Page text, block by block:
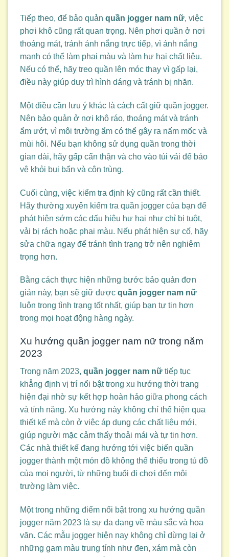
Tiếp theo, để bảo quản quần jogger nam nữ, việc
phơi khô cũng rất quan trọng. Nên phơi quần ở nơi
thoáng mát, tránh ánh nắng trực tiếp, vì ánh nắng
mạnh có thể làm phai màu và làm hư hại chất liệu.
Nếu có thể, hãy treo quần lên móc thay vì gấp lại,
điều này giúp duy trì hình dáng và tránh bị nhăn.
Một điều cần lưu ý khác là cách cất giữ quần jogger.
Nên bảo quản ở nơi khô ráo, thoáng mát và tránh
ẩm ướt, vì môi trường ẩm có thể gây ra nấm mốc và
mùi hôi. Nếu bạn không sử dụng quần trong thời
gian dài, hãy gấp cẩn thận và cho vào túi vải để bảo
vệ khỏi bụi bẩn và côn trùng.
Cuối cùng, việc kiểm tra định kỳ cũng rất cần thiết.
Hãy thường xuyên kiểm tra quần jogger của bạn để
phát hiện sớm các dấu hiệu hư hại như chỉ bị tuột,
vải bị rách hoặc phai màu. Nếu phát hiện sự cố, hãy
sửa chữa ngay để tránh tình trạng trở nên nghiêm
trọng hơn.
Bằng cách thực hiện những bước bảo quản đơn
giản này, bạn sẽ giữ được quần jogger nam nữ
luôn trong tình trạng tốt nhất, giúp bạn tự tin hơn
trong mọi hoạt động hàng ngày.
Xu hướng quần jogger nam nữ trong năm
2023
Trong năm 2023, quần jogger nam nữ tiếp tục
khẳng định vị trí nổi bật trong xu hướng thời trang
hiện đại nhờ sự kết hợp hoàn hảo giữa phong cách
và tính năng. Xu hướng này không chỉ thể hiện qua
thiết kế mà còn ở việc áp dụng các chất liệu mới,
giúp người mặc cảm thấy thoải mái và tự tin hơn.
Các nhà thiết kế đang hướng tới việc biến quần
jogger thành một món đồ không thể thiếu trong tủ đồ
của mọi người, từ những buổi đi chơi đến môi
trường làm việc.
Một trong những điểm nổi bật trong xu hướng quần
jogger năm 2023 là sự đa dạng về màu sắc và hoa
văn. Các mẫu jogger hiện nay không chỉ dừng lại ở
những gam màu trung tính như đen, xám mà còn